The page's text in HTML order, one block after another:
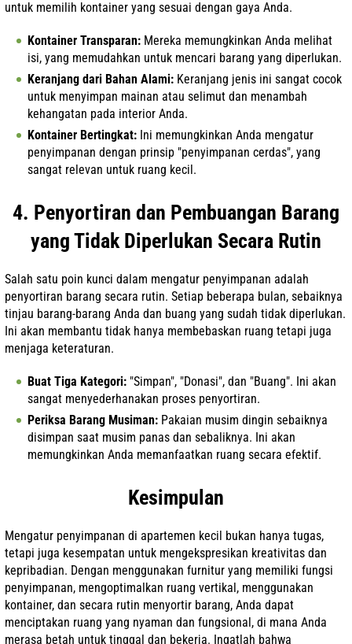
untuk memilih kontainer yang sesuai dengan gaya Anda.
Kontainer Transparan: Mereka memungkinkan Anda melihat
isi, yang memudahkan untuk mencari barang yang diperlukan.
Keranjang dari Bahan Alami: Keranjang jenis ini sangat cocok
untuk menyimpan mainan atau selimut dan menambah
kehangatan pada interior Anda.
Kontainer Bertingkat: Ini memungkinkan Anda mengatur
penyimpanan dengan prinsip "penyimpanan cerdas", yang
sangat relevan untuk ruang kecil.
4. Penyortiran dan Pembuangan Barang
yang Tidak Diperlukan Secara Rutin
Salah satu poin kunci dalam mengatur penyimpanan adalah
penyortiran barang secara rutin. Setiap beberapa bulan, sebaiknya
tinjau barang-barang Anda dan buang yang sudah tidak diperlukan.
Ini akan membantu tidak hanya membebaskan ruang tetapi juga
menjaga keteraturan.
Buat Tiga Kategori: "Simpan", "Donasi", dan "Buang". Ini akan
sangat menyederhanakan proses penyortiran.
Periksa Barang Musiman: Pakaian musim dingin sebaiknya
disimpan saat musim panas dan sebaliknya. Ini akan
memungkinkan Anda memanfaatkan ruang secara efektif.
Kesimpulan
Mengatur penyimpanan di apartemen kecil bukan hanya tugas,
tetapi juga kesempatan untuk mengekspresikan kreativitas dan
kepribadian. Dengan menggunakan furnitur yang memiliki fungsi
penyimpanan, mengoptimalkan ruang vertikal, menggunakan
kontainer, dan secara rutin menyortir barang, Anda dapat
menciptakan ruang yang nyaman dan fungsional, di mana Anda
merasa betah untuk tinggal dan bekerja. Ingatlah bahwa